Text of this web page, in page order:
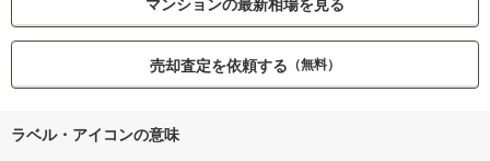
売却査定を依頼する （無料）
ラベル・アイコンの意味